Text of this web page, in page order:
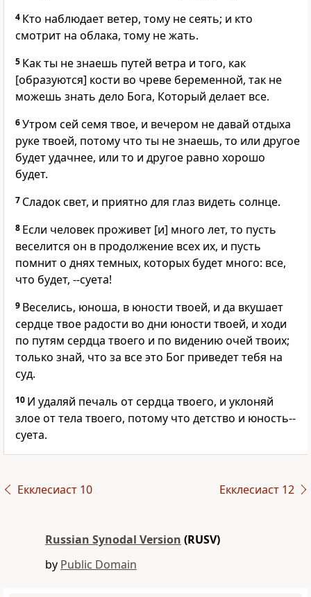
4 Кто наблюдает ветер, тому не сеять; и кто
смотрит на облака, тому не жать.
5 Как ты не знаешь путей ветра и того, как
[образуются] кости во чреве беременной, так не
можешь знать дело Бога, Который делает все.
6Утром сей семя твое, и вечером не давай отдыха
руке твоей, потому что ты не знаешь, то или другое
будет удачнее, или то и другое равно хорошо
будет.
7 Сладок свет, и приятно для глаз видеть солнце.
8 Если человек проживет [и] много лет, то пусть
веселится он в продолжение всех их, и пусть
помнит о днях темных, которых будет много: все,
что будет, --суета!
9 Веселись, юноша, в юности твоей, и да вкушает
сердце твое радости во дни юности твоей, и ходи
по путям сердца твоего и по видению очей твоих;
только знай, что за все это Бог приведет тебя на
суд.
10 И удаляй печаль от сердца твоего, и уклоняй
злое от тела твоего, потому что детство и юность--
суета.
Екклесиаст 10 Екклесиаст 12
Russian Synodal Version (RUSV)
by Public Domain